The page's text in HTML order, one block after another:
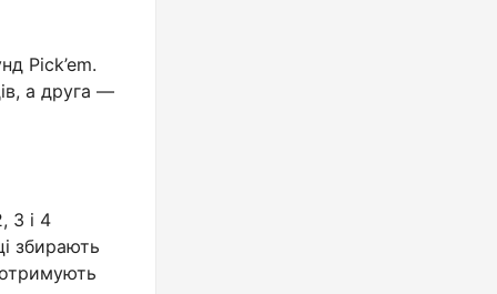
Pick’em.
а друга —
3 і 4
збирають
отримують